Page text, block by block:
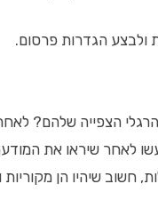
ולבצע הגדרות פרסום.
הצפייה שלהם?
לאחר שיראו את
שיהיו הן מקוריות